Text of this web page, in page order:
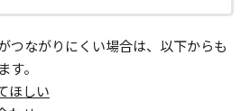
つながりにくい場合は、以下からも
。
ほしい